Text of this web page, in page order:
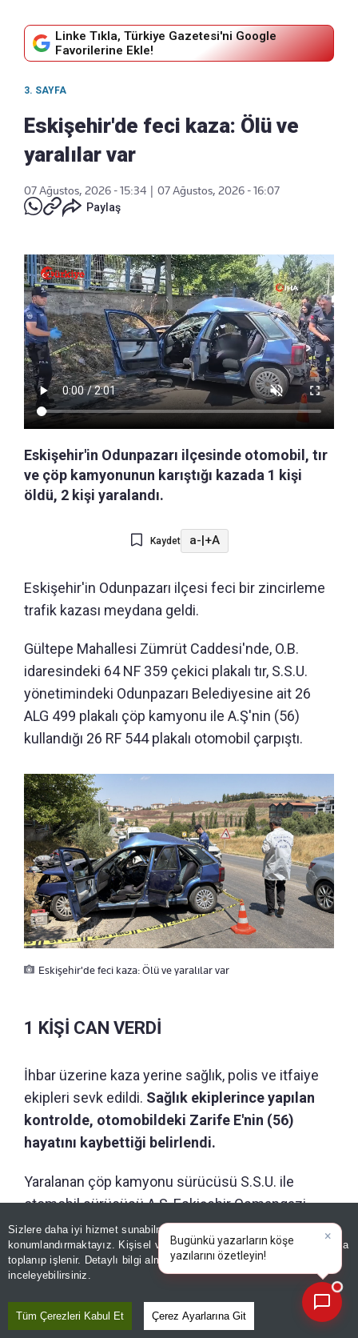
Sizlere daha iyi hizmet sunabilmek adına sitemizde
konumlandırmaktayız. Kişisel verileriniz, KVKK ve GDPR kapsamında
toplanıp işlenir. Detaylı bilgi almak içinAydınlatma Metnimizi
inceleyebilirsiniz.
Tüm Çerezleri Kabul Et Çerez Ayarlarına Git
Linke Tıkla, Türkiye Gazetesi'ni Google
Favorilerine Ekle!
3. SAYFA
Eskişehir'de feci kaza: Ölü ve
yaralılar var
07 Ağustos, 2026 - 15:34
07 Ağustos, 2026 - 16:07
Paylaş
Eskişehir'in Odunpazarı ilçesinde otomobil, tır
ve çöp kamyonunun karıştığı kazada 1 kişi
öldü, 2 kişi yaralandı.
Kaydet a- +A
Eskişehir'in Odunpazarı ilçesi feci bir zincirleme
trafik kazası meydana geldi.
Gültepe Mahallesi Zümrüt Caddesi'nde, O.B.
idaresindeki 64 NF 359 çekici plakalı tır, S.S.U.
yönetimindeki Odunpazarı Belediyesine ait 26
ALG 499 plakalı çöp kamyonu ile A.Ş'nin (56)
kullandığı 26 RF 544 plakalı otomobil çarpıştı.
Eskişehir'de feci kaza: Ölü ve yaralılar var
1 KİŞİ CAN VERDİ
İhbar üzerine kaza yerine sağlık, polis ve itfaiye
ekipleri sevk edildi. Sağlık ekiplerince yapılan
kontrolde, otomobildeki Zarife E'nin (56)
hayatını kaybettiği belirlendi.
Yaralanan çöp kamyonu sürücüsü S.S.U. ile
otomobil sürücüsü A.Ş, Eskişehir Osmangazi
Üniversitesi Sağlık Uygulama ve Araştırma
Hastanesine kaldırıldı. A.Ş'nin sağlık durumunun
ciddi olduğu öğrenildi.
Editör : ABDULLAH AYDEMİR Kaynak: ANADOLU AJANSI Odunpazarı
H